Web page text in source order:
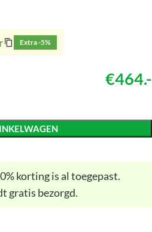
Extra -5%
€464.-
korting is al toegepast.
gratis bezorgd.